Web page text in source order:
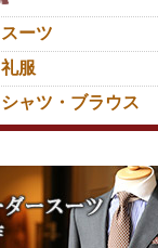
スーツ
礼服
シャツ・ブラウス